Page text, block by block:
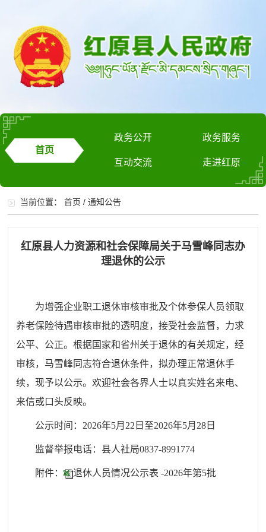
首页
政务公开 政务服务
互动交流 走进红原
当前位置：首页 /通知公告
红原县人力资源和社会保障局关于马雪峰同志办
理退休的公示
为增强企业职工退休审核审批及个体参保人员领取
养老保险待遇审核审批的透明度，接受社会监督，力求
公平、公正。根据国家和省州关于退休的有关规定，经
审核，马雪峰同志符合退休条件，拟办理正常退休手
续，现予以公示。欢迎社会各界人士以真实姓名来电、
来信或口头反映。
公示时间：2026年5月22日至2026年5月28日
监督举报电话：县人社局0837-8991774
附件： 退休人员情况公示表 -2026年第5批